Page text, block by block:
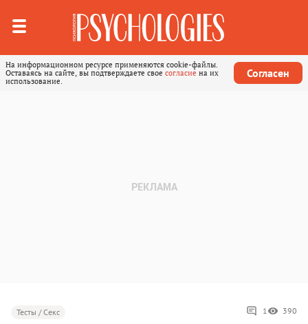
На информационном ресурсе применяются cookie-файлы.
Оставаясь на сайте, вы подтверждаете свое согласие на их
использование.
Согласен
Тесты / Секс 1 390